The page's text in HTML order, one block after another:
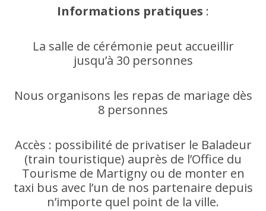
Informations pratiques :
La salle de cérémonie peut accueillir
jusqu’à 30 personnes
Nous organisons les repas de mariage dès
8 personnes
Accès : possibilité de privatiser le Baladeur
(train touristique) auprès de l’Office du
Tourisme de Martigny ou de monter en
taxi bus avec l’un de nos partenaire depuis
n’importe quel point de la ville.